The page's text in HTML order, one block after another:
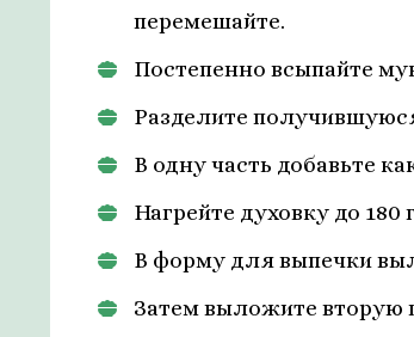
перемешайте.
Постепенно всыпайте
Разделите
В одну часть добавьте
Нагрейте духовку до 180
В форму для выпечки
Затем выложите вторую